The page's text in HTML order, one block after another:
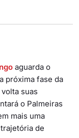
aguarda o
próxima fase da
suas
o Palmeiras
mais uma
de